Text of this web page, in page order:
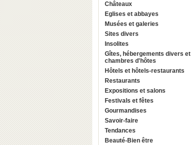
Châteaux
Eglises et abbayes
Musées et galeries
Sites divers
Insolites
Gîtes, hébergements divers et
chambres d'hôtes
Hôtels et hôtels-restaurants
Restaurants
Expositions et salons
Festivals et fêtes
Gourmandises
Savoir-faire
Tendances
Beauté-Bien être